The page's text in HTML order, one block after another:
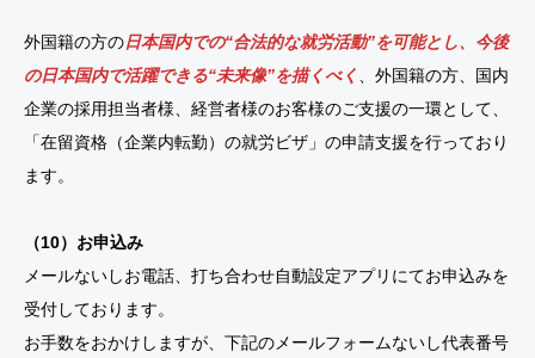
外国籍の方の日本国内での“合法的な就労活動”を可能とし、今後
の日本国内で活躍できる“未来像”を描くべく
、外国籍の方、国内
企業の採用担当者様、経営者様のお客様のご支援の一環として、
「在留資格（企業内転勤）の就労ビザ」の申請支援を行っており
ます。
（10）お申込み
メールないしお電話、打ち合わせ自動設定アプリにてお申込みを
受付しております。
お手数をおかけしますが、下記のメールフォームないし代表番号